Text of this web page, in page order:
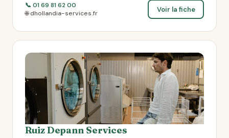
📞 01 69 81 62 00
🌐 dhollandia-services.fr
Voir la fiche
Ruiz Depann Services